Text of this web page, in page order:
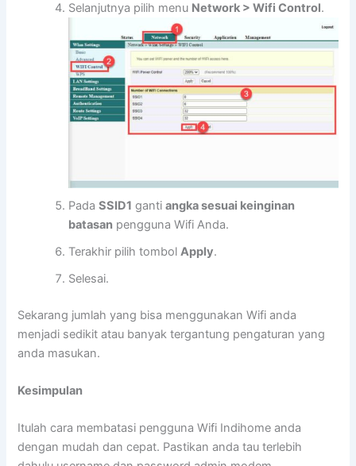
Selanjutnya pilih menu Network > Wifi Control.
PadaSSID1 gantiangka sesuai keinginan
batasan pengguna Wifi Anda.
Terakhir pilih tombolApply.
Selesai.
Sekarang jumlah yang bisa menggunakan Wifi anda
menjadi sedikit atau banyak tergantung pengaturan yang
anda masukan.
Kesimpulan
Itulah cara membatasi pengguna Wifi Indihome anda
dengan mudah dan cepat. Pastikan anda tau terlebih